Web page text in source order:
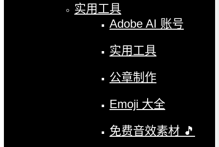
实用工具
Adobe AI 账号
实用工具
公章制作
Emoji 大全
免费音效素材 🎵